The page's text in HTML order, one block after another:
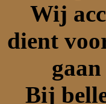
Wij
dient
Bij